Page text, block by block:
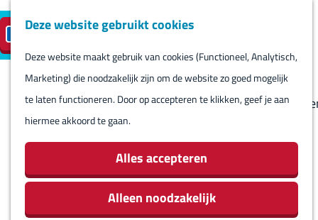
Deze website gebruikt cookies
Deze website maakt gebruik van cookies (Functioneel, Analytisch,
Marketing) die noodzakelijk zijn om de website zo goed mogelijk
te laten functioneren. Door op accepteren te klikken, geef je aan
hiermee akkoord te gaan.
Alles accepteren
Alleen noodzakelijk
S
e
l
e
c
t
e
NL
M
e
n
u
Reserveren
a
c
k
Agenda
Winkels
Eten en drinken
Routes
Rondom Harlingen
Jachthaven De